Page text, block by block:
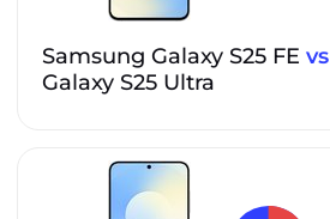
Samsung Galaxy S25 FE vs
Galaxy S25 Ultra